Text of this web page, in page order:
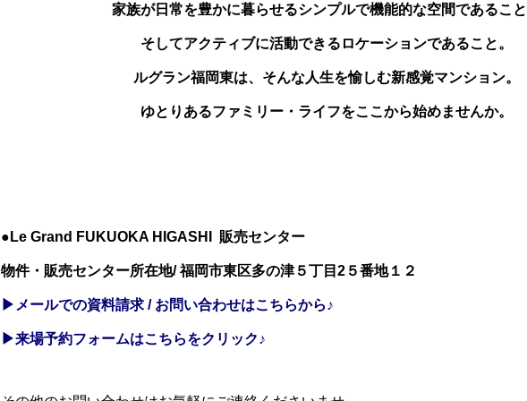
家族が日常を豊かに暮らせるシンプルで機能的な空間であるこ
そしてアクティブに活動できるロケーションであること。
ルグラン福岡東は、そんな人生を愉しむ新感覚マンション。
ゆとりあるファミリー・ライフをここから始めませんか。
●Le Grand FUKUOKA HIGASHI 販売センター
物件・販売センター所在地/ 福岡市東区多の津５丁目2５番地１２
▶メールでの資料請求 / お問い合わせはこちらから♪
▶来場予約フォームはこちらをクリック♪